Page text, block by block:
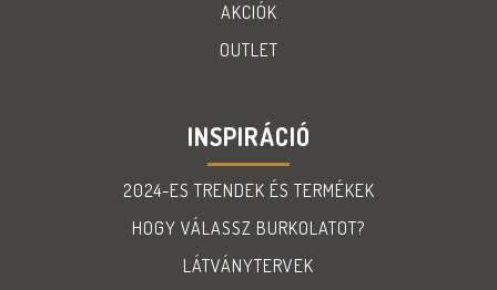
AKCIÓK
OUTLET
INSPIRÁCIÓ
2024-ES TRENDEK ÉS TERMÉKEK
HOGY VÁLASSZ BURKOLATOT?
LÁTVÁNYTERVEK